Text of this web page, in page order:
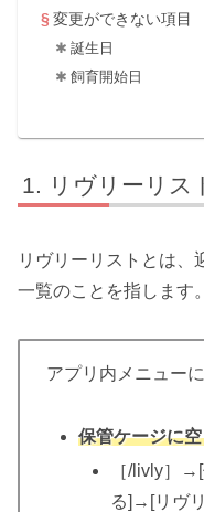
変更ができない項目
誕生日
飼育開始日
リヴリーリス
リヴリーリストとは、
一覧のことを指します。
アプリ内メニュー
保管ケージに
［/livly］
る]→[リヴ